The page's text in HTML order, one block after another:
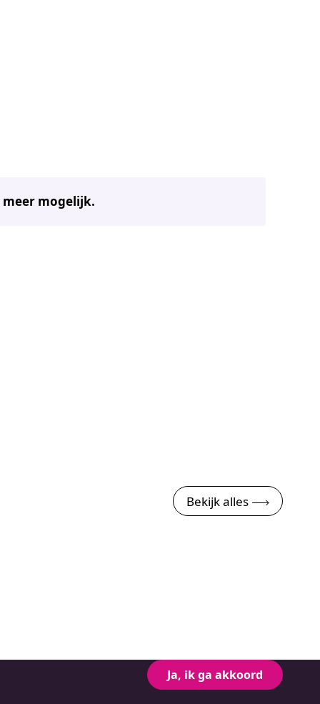
Ja, ik ga akkoord
meer mogelijk.
Bekijk alles